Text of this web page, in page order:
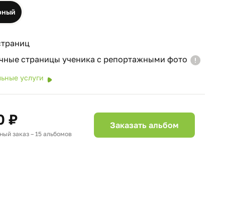
страницы ученика с репортажными фото
услуги
₽
заказ – 15 альбомов
Заказать альбом